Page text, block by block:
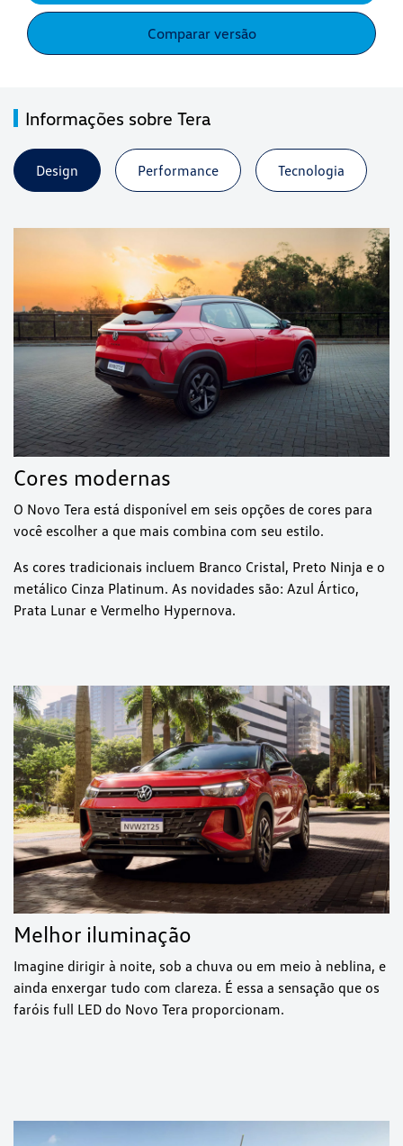
Comparar versão
Informações sobre Tera
Design Performance Tecnologia
Cores modernas
O Novo Tera está disponível em seis opções de cores para
você escolher a que mais combina com seu estilo.
As cores tradicionais incluem Branco Cristal, Preto Ninja e o
metálico Cinza Platinum. As novidades são: Azul Ártico,
Prata Lunar e Vermelho Hypernova.
Melhor iluminação
Imagine dirigir à noite, sob a chuva ou em meio à neblina, e
ainda enxergar tudo com clareza. É essa a sensação que os
faróis full LED do Novo Tera proporcionam.